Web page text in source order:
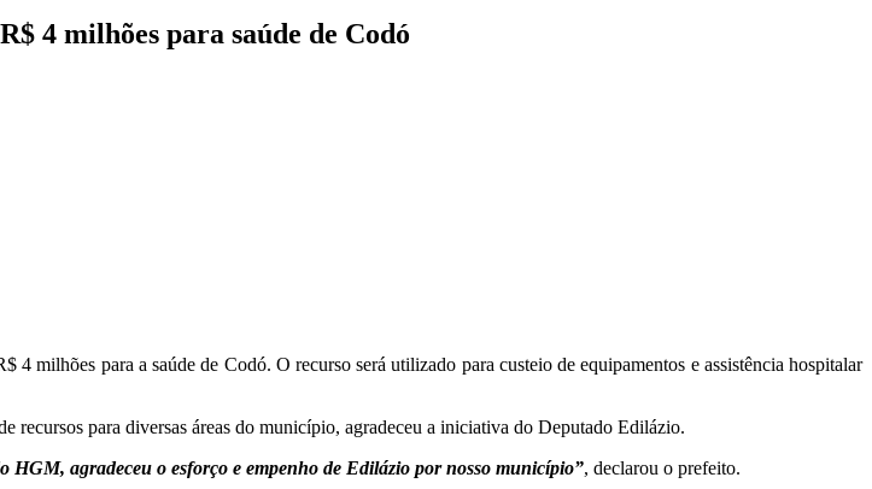
4 milhões para saúde de Codó
milhões para a saúde de Codó. O recurso será utilizado para custeio de equipamentos e assistência hospitalar
recursos para diversas áreas do município, agradeceu a iniciativa do Deputado Edilázio.
agradeceu o esforço e empenho de Edilázio por nosso município”, declarou o prefeito.